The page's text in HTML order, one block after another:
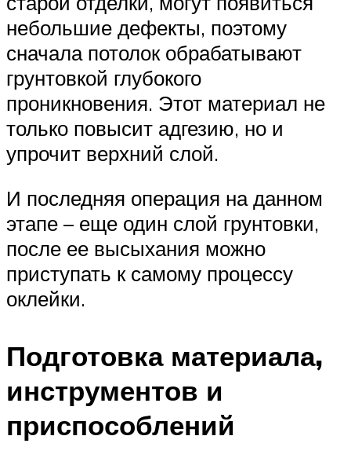
небольшие дефекты, поэтому
сначала потолок обрабатывают
грунтовкой глубокого
проникновения. Этот материал не
только повысит адгезию, но и
упрочит верхний слой.
И последняя операция на данном
этапе – еще один слой грунтовки,
после ее высыхания можно
приступать к самому процессу
оклейки.
Подготовка материала,
инструментов и
приспособлений